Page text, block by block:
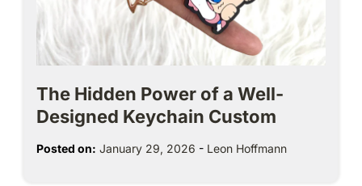
The Hidden Power of a Well-
Designed Keychain Custom
Posted on: January 29, 2026 - Leon Hoffmann